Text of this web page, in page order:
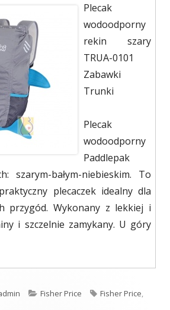
Plecak
wodoodporny
rekin szary
TRUA-0101
Zabawki
Trunki
Plecak
wodoodporny
Paddlepak
szarym-bałym-niebieskim. To
plecaczek idealny dla
przygód. Wykonany z lekkiej i
i szczelnie zamykany. U góry
Kategorie
Fisher Price Tagi
Fisher Price,